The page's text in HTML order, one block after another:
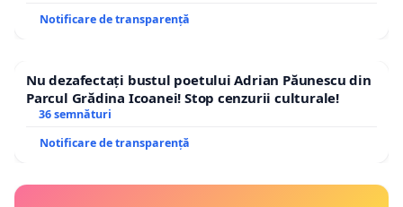
Notificare de transparență
Nu dezafectați bustul poetului Adrian Păunescu din
Parcul Grădina Icoanei! Stop cenzurii culturale!
36 semnături
Notificare de transparență